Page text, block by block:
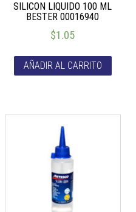
SILICON LIQUIDO 100 ML
BESTER 00016940
$1.05
AÑADIR AL CARRITO